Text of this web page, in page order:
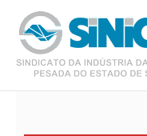
para
conteúdo